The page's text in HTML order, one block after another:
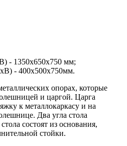
- 1350х650х750 мм;
- 400x500x750мм.
опорах, которые
и царгой. Царга
к металлокаркасу и на
Два угла стола
состоят из основания,
стойки.